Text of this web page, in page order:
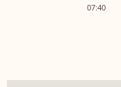
07:40